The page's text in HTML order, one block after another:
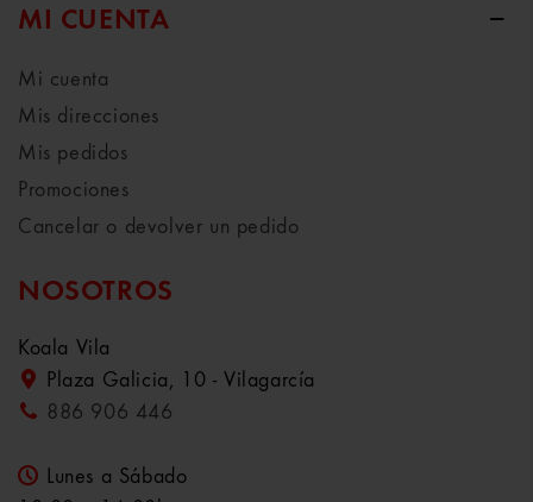
MI CUENTA
Mi cuenta
Mis direcciones
Mis pedidos
Promociones
Cancelar o devolver un pedido
NOSOTROS
Koala Vila
Plaza Galicia, 10 - Vilagarcía
886 906 446
Lunes a Sábado